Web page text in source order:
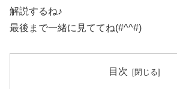
解説するね♪
最後まで一緒に見ててね(#^^#)
目次